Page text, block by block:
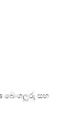
බෙංගලූරු සහ